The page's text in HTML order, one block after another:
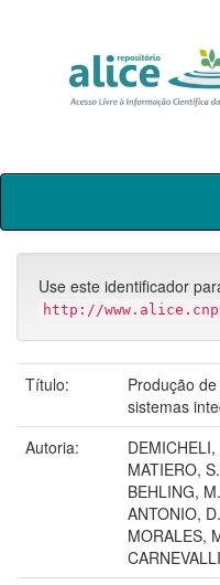
Skip
Use este identificador
http://
Título:
Produção
sistemas
Autoria:
DEMICHELI,
MATIERO,
BEHLING, M.
ANTONIO,
MORALES,